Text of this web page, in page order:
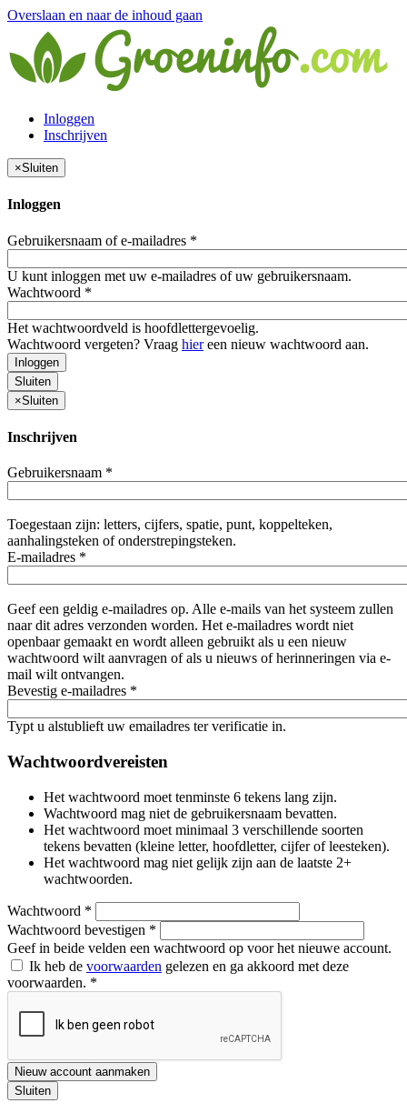
Overslaan en naar de inhoud gaan
Inloggen
Inschrijven
×Sluiten
Inloggen
Gebruikersnaam of e-mailadres *
U kunt inloggen met uw e-mailadres of uw gebruikersnaam.
Wachtwoord *
Het wachtwoordveld is hoofdlettergevoelig.
Wachtwoord vergeten? Vraag hiereen nieuw wachtwoord aan.
Inloggen
Sluiten
×Sluiten
Inschrijven
Gebruikersnaam *
Toegestaan zijn: letters, cijfers, spatie, punt, koppelteken,
aanhalingsteken of onderstrepingsteken.
E-mailadres *
Geef een geldig e-mailadres op. Alle e-mails van het systeem zullen
naar dit adres verzonden worden. Het e-mailadres wordt niet
openbaar gemaakt en wordt alleen gebruikt als u een nieuw
wachtwoord wilt aanvragen of als u nieuws of herinneringen via e-
mail wilt ontvangen.
Bevestig e-mailadres *
Typt u alstublieft uw emailadres ter verificatie in.
Wachtwoordvereisten
Het wachtwoord moet tenminste 6 tekens lang zijn.
Wachtwoord mag niet de gebruikersnaam bevatten.
Het wachtwoord moet minimaal 3 verschillende soorten
tekens bevatten (kleine letter, hoofdletter, cijfer of leesteken).
Het wachtwoord mag niet gelijk zijn aan de laatste 2+
wachtwoorden.
Wachtwoord *
Wachtwoord bevestigen *
Geef in beide velden een wachtwoord op voor het nieuwe account.
Ik heb de voorwaarden gelezen en ga akkoord met deze
voorwaarden. *
Nieuw account aanmaken
Sluiten